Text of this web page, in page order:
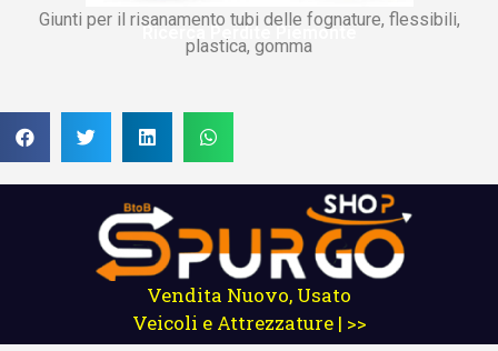
Giunti per il risanamento tubi delle fognature, flessibili,
plastica, gomma
Ricerca Perdite Piemonte
Vendita Nuovo, Usato
Veicoli e Attrezzature | >>